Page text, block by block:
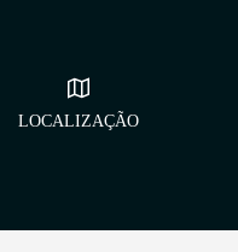
LOCALIZAÇÃO